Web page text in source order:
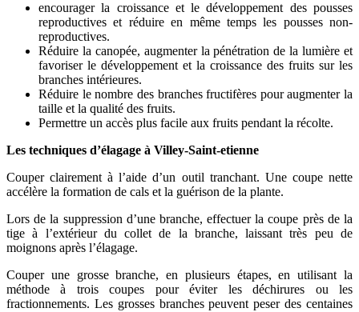
encourager la croissance et le développement des pousses
reproductives et réduire en même temps les pousses non-
reproductives.
Réduire la canopée, augmenter la pénétration de la lumière et
favoriser le développement et la croissance des fruits sur les
branches intérieures.
Réduire le nombre des branches fructifères pour augmenter la
taille et la qualité des fruits.
Permettre un accès plus facile aux fruits pendant la récolte.
Les techniques d’élagage à Villey-Saint-etienne
Couper clairement à l’aide d’un outil tranchant. Une coupe nette
accélère la formation de cals et la guérison de la plante.
Lors de la suppression d’une branche, effectuer la coupe près de la
tige à l’extérieur du collet de la branche, laissant très peu de
moignons après l’élagage.
Couper une grosse branche, en plusieurs étapes, en utilisant la
méthode à trois coupes pour éviter les déchirures ou les
fractionnements. Les grosses branches peuvent peser des centaines